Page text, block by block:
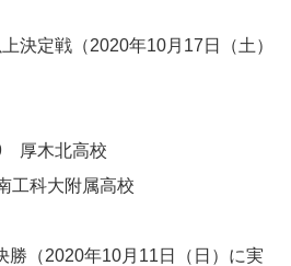
決定戦（2020年10月17日（土）
厚木北高校
科大附属高校
勝（2020年10月11日（日）に実